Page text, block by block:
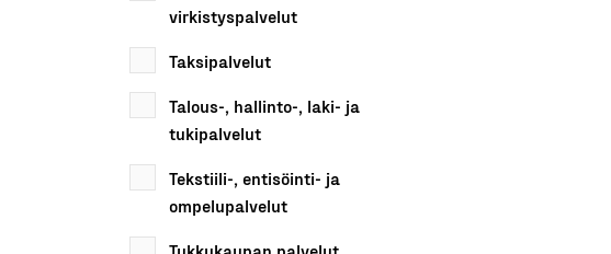
virkistyspalvelut
Taksipalvelut
Talous-, hallinto-, laki- ja
tukipalvelut
Tekstiili-, entisöinti- ja
ompelupalvelut